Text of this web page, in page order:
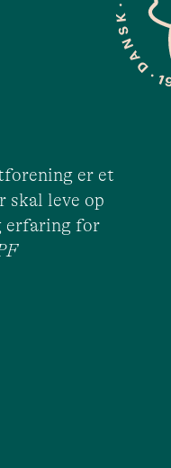
er et
skal leve op
erfaring for